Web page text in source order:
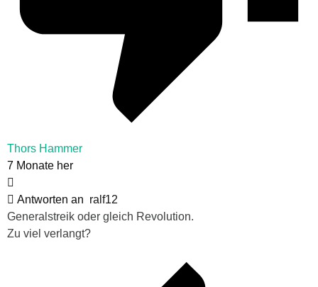
Thors Hammer
7 Monate her
Antworten an ralf12
Generalstreik oder gleich Revolution.
Zu viel verlangt?